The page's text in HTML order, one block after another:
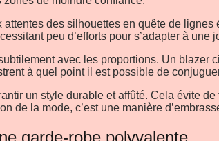
des silhouettes en quête de
peu d’efforts pour s’adapter à une
avec les proportions. Un
à quel point il est possible de
un style durable et affûté. Cela évite
de la mode, c’est une manière
garde-robe polyvalente